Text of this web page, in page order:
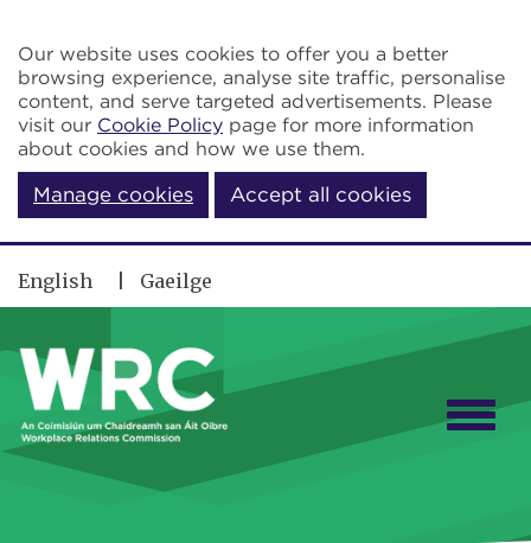
Our website uses cookies to offer you a better
browsing experience, analyse site traffic, personalise
content, and serve targeted advertisements. Please
visit our Cookie Policy page for more information
about cookies and how we use them.
Manage cookies Accept all cookies
English Gaeilge